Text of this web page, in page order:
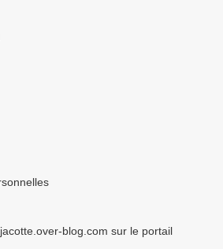
blog.com sur le portail